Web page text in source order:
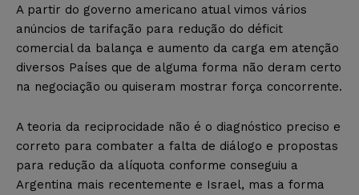
A partir do governo americano atual vimos vários
anúncios de tarifação para redução do déficit
comercial da balança e aumento da carga em atenção
diversos Países que de alguma forma não deram certo
na negociação ou quiseram mostrar força concorrente.
A teoria da reciprocidade não é o diagnóstico preciso e
correto para combater a falta de diálogo e propostas
para redução da alíquota conforme conseguiu a
Argentina mais recentemente e Israel, mas a forma